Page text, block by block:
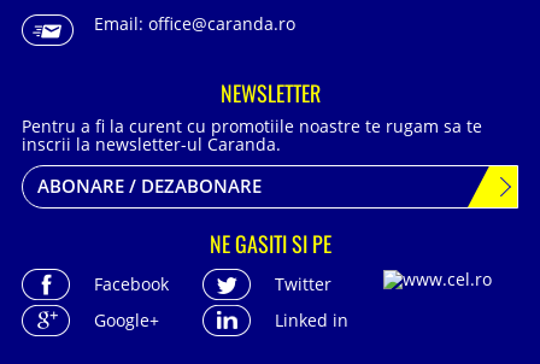
Email: office@caranda.ro
NEWSLETTER
Pentru a fi la curent cu promotiile noastre te rugam sa te
inscrii la newsletter-ul Caranda.
ABONARE / DEZABONARE
NE GASITI SI PE
Facebook
Twitter
Google+
Linked in